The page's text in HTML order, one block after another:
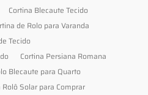
Cortina Blecaute Tecido
de Rolo para Varanda
Tecido
Cortina Persiana Romana
Blecaute para Quarto
Rolô Solar para Comprar